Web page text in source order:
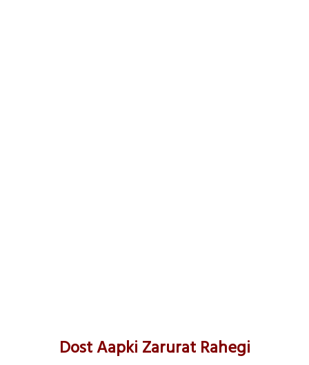
Dost Aapki Zarurat Rahegi